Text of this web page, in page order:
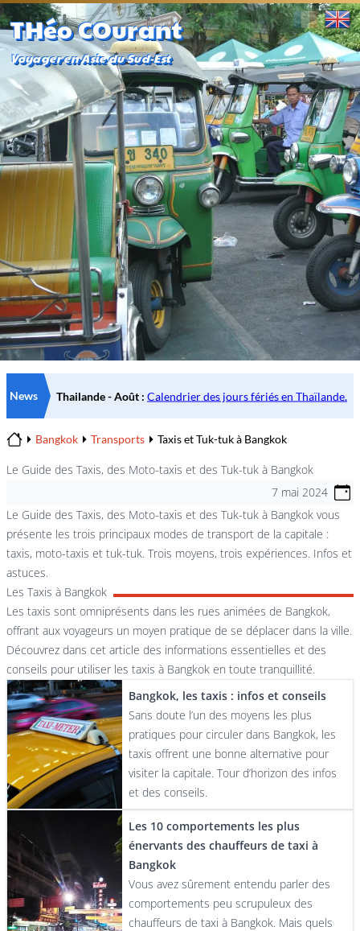
THéo COurant
Voyager en Asie du Sud-Est
News
Bangkok Transports Taxis et Tuk-tuk à Bangkok
Le Guide des Taxis, des Moto-taxis et des Tuk-tuk à Bangkok
7 mai 2024
Le Guide des Taxis, des Moto-taxis et des Tuk-tuk à Bangkok vous
présente les trois principaux modes de transport de la capitale :
taxis, moto-taxis et tuk-tuk. Trois moyens, trois expériences. Infos et
astuces.
Les Taxis à Bangkok
Les taxis sont omniprésents dans les rues animées de Bangkok,
offrant aux voyageurs un moyen pratique de se déplacer dans la ville.
Découvrez dans cet article des informations essentielles et des
conseils pour utiliser les taxis à Bangkok en toute tranquillité.
Bangkok, les taxis : infos et conseils
Sans doute l’un des moyens les plus
pratiques pour circuler dans Bangkok, les
taxis offrent une bonne alternative pour
visiter la capitale. Tour d’horizon des infos
et des conseils.
Les 10 comportements les plus
énervants des chauffeurs de taxi à
Bangkok
Vous avez sûrement entendu parler des
comportements peu scrupuleux des
chauffeurs de taxi à Bangkok. Mais quels